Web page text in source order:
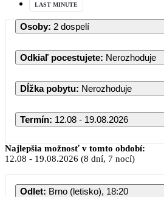
LAST MINUTE
Osoby: 2 dospelí
Odkiaľ pocestujete: Nerozhoduje
Dĺžka pobytu: Nerozhoduje
Termín: 12.08 - 19.08.2026
Najlepšia možnosť v tomto období:
12.08 - 19.08.2026 (8 dní, 7 nocí)
Odlet: Brno (letisko), 18:20